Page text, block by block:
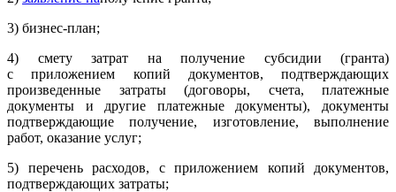
3) бизнес-план;
4) смету затрат на получение субсидии (гранта)
с приложением копий документов, подтверждающих
произведенные затраты (договоры, счета, платежные
документы и другие платежные документы), документы
подтверждающие получение, изготовление, выполнение
работ, оказание услуг;
5) перечень расходов, с приложением копий документов,
подтверждающих затраты;